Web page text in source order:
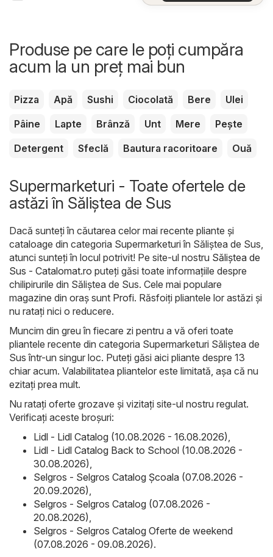
Produse pe care le poți cumpăra
acum la un preț mai bun
Pizza Apă Sushi Ciocolată Bere
Ulei
Pâine
Lapte Brânză Unt Mere
Pește
Detergent
Sfeclă Bautura racoritoare Ouă
Supermarketuri - Toate ofertele de
astăzi în Săliştea de Sus
Dacă sunteți în căutarea celor mai recente pliante și
cataloage din categoria Supermarketuri în Săliştea de Sus,
atunci sunteți în locul potrivit! Pe site-ul nostru Săliştea de
Sus - Catalomat.ro puteți găsi toate informațiile despre
chilipirurile din Săliştea de Sus. Cele mai populare
magazine din oraș sunt Profi. Răsfoiți pliantele lor astăzi și
nu ratați nici o reducere.
Muncim din greu în fiecare zi pentru a vă oferi toate
pliantele recente din categoria Supermarketuri Săliştea de
Sus într-un singur loc. Puteți găsi aici pliante despre 13
chiar acum. Valabilitatea pliantelor este limitată, așa că nu
ezitați prea mult.
Nu ratați oferte grozave și vizitați site-ul nostru regulat.
Verificați aceste broșuri:
Lidl - Lidl Catalog (10.08.2026 - 16.08.2026),
Lidl - Lidl Catalog Back to School (10.08.2026 -
30.08.2026),
Selgros - Selgros Catalog Şcoala (07.08.2026 -
20.09.2026),
Selgros - Selgros Catalog (07.08.2026 -
20.08.2026),
Selgros - Selgros Catalog Oferte de weekend
(07.08.2026 - 09.08.2026).